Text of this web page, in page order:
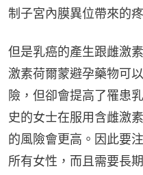
制子宮內膜異位帶來的疼
但是乳癌的產生跟雌激
激素荷爾蒙避孕藥物可
險，但卻會提高了罹患
史的女士在服用含雌激
的風險會更高。因此要
所有女性，而且需要長